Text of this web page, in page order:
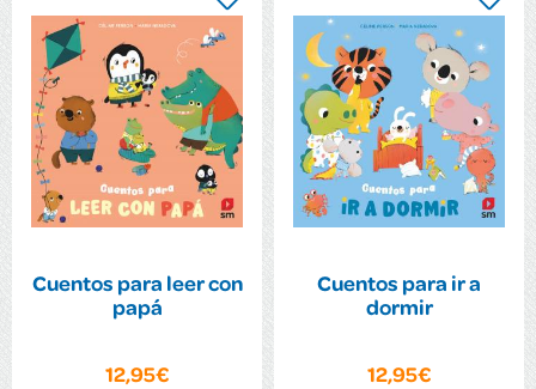
Cuentos para leer con
papá
12,95€
Cuentos para ir a
dormir
12,95€